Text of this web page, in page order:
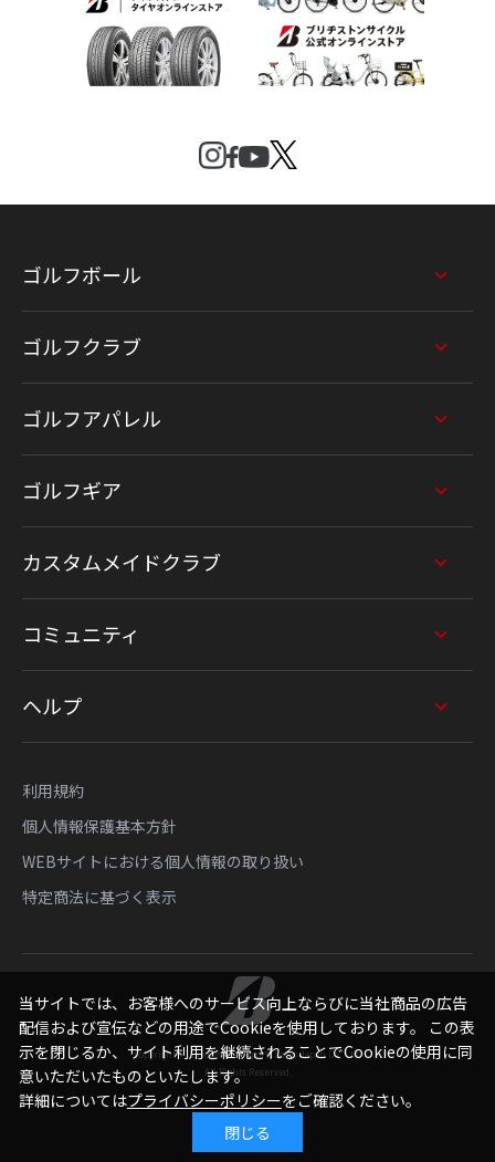
ゴルフボール
ゴルフクラブ
ゴルフアパレル
ゴルフギア
カスタムメイドクラブ
コミュニティ
ヘルプ
利用規約
個人情報保護基本方針
WEBサイトにおける個人情報の取り扱い
特定商法に基づく表示
Copyright © Bridgestone Sports Sales Japan Co., Ltd.
All Rights Reserved.
当サイトでは、お客様へのサービス向上ならびに当社商品の広告
配信および宣伝などの用途でCookieを使用しております。 この表
示を閉じるか、サイト利用を継続されることでCookieの使用に同
意いただいたものといたします。
詳細についてはプライバシーポリシーをご確認ください。
閉じる